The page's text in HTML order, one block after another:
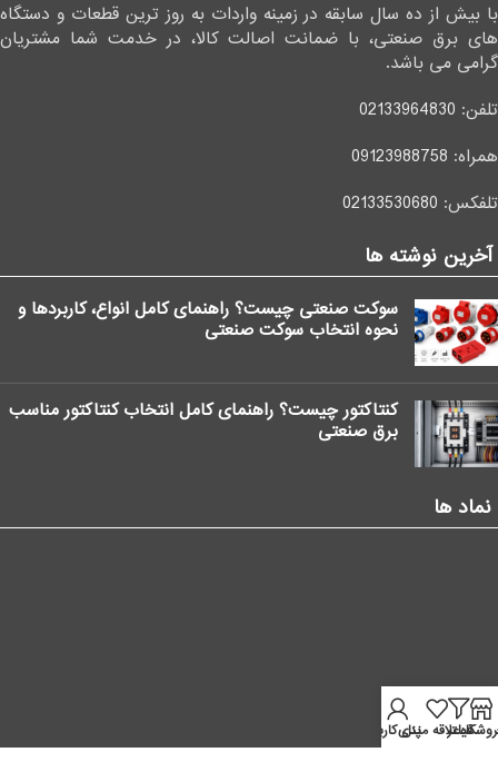
با بیش از ده سال سابقه در زمینه واردات به روز ترین قطعات و دستگاه
های برق صنعتی، با ضمانت اصالت کالا، در خدمت شما مشتریان
گرامی می باشد.
تلفن: 02133964830
همراه: 09123988758
تلفکس: 02133530680
آخرین نوشته ها
سوکت صنعتی چیست؟ راهنمای کامل انواع، کاربردها و
نحوه انتخاب سوکت صنعتی
کنتاکتور چیست؟ راهنمای کامل انتخاب کنتاکتور مناسب
برق صنعتی
نماد ها
فیلترعلاقه مندی
پنل کاربر